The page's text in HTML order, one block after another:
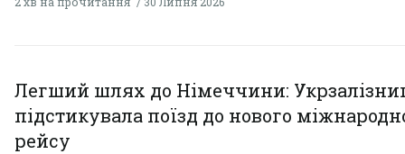
Легший шлях до Німеччини:
підстикувала поїзд до нового
рейсу